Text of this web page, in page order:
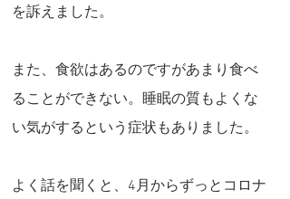
を訴えました。
また、食欲はあるのですがあまり食べ
ることができない。睡眠の質もよくな
い気がするという症状もありました。
よく話を聞くと、4月からずっとコロナ